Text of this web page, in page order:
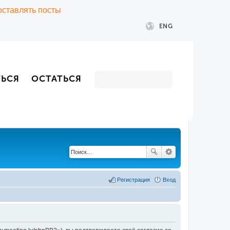
посты
ENG
ОСТАТЬСЯ
Вход
Регистрация